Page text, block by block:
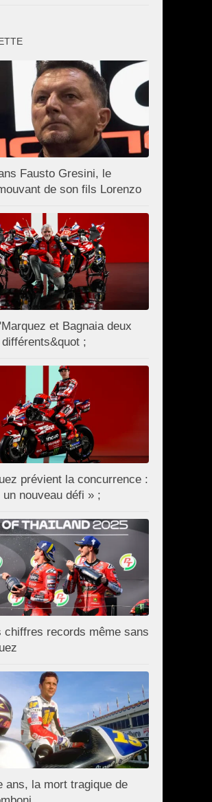
Fausto Gresini, le
de son fils Lorenzo
et Bagnaia deux
;
prévient la concurrence :
nouveau défi » ;
chiffres records même sans
ans, la mort tragique de